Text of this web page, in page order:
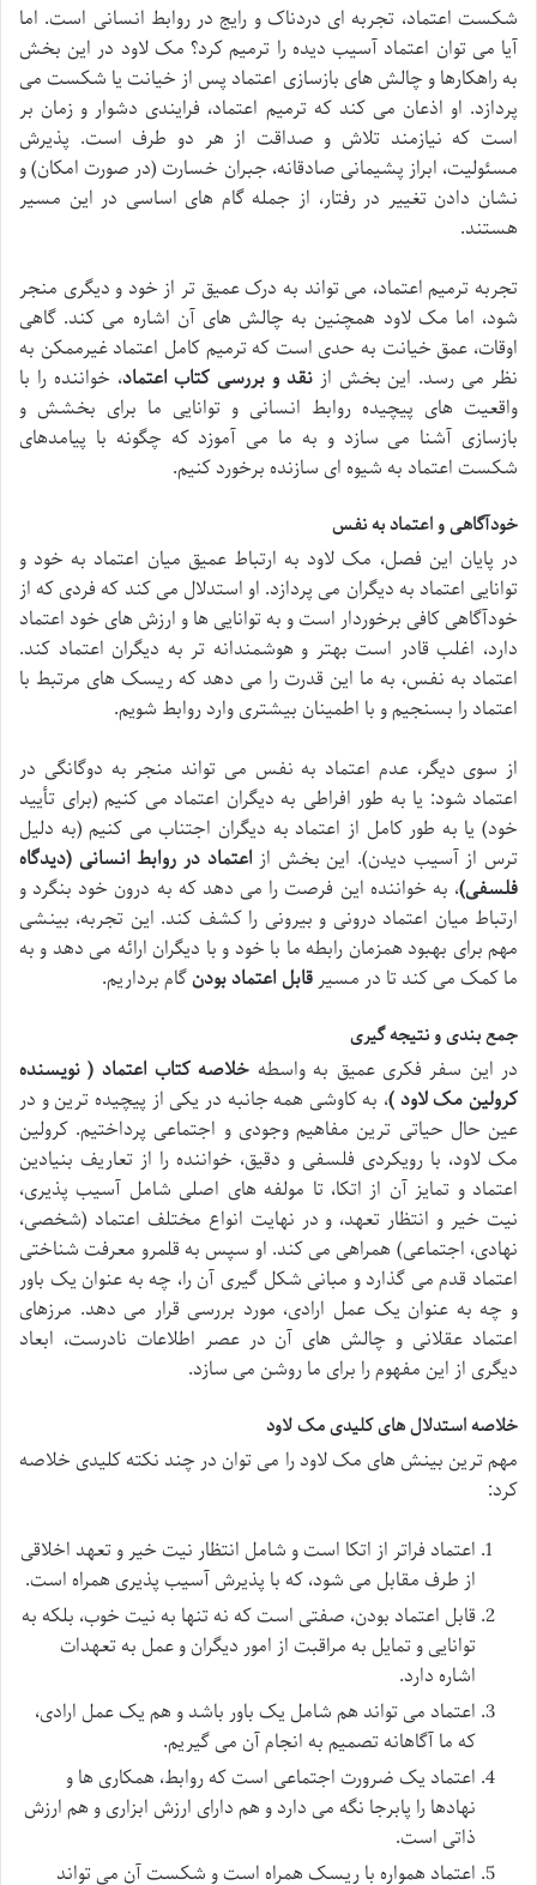
شکست اعتماد، تجربه ای دردناک و رایج در روابط انسانی است. اما
آیا می توان اعتماد آسیب دیده را ترمیم کرد؟ مک لاود در این بخش
به راهکارها و چالش های بازسازی اعتماد پس از خیانت یا شکست می
پردازد. او اذعان می کند که ترمیم اعتماد، فرایندی دشوار و زمان بر
است که نیازمند تلاش و صداقت از هر دو طرف است. پذیرش
مسئولیت، ابراز پشیمانی صادقانه، جبران خسارت (در صورت امکان) و
نشان دادن تغییر در رفتار، از جمله گام های اساسی در این مسیر
هستند.
تجربه ترمیم اعتماد، می تواند به درک عمیق تر از خود و دیگری منجر
شود، اما مک لاود همچنین به چالش های آن اشاره می کند. گاهی
اوقات، عمق خیانت به حدی است که ترمیم کامل اعتماد غیرممکن به
نظر می رسد. این بخش ازنقد و بررسی کتاب اعتماد، خواننده را با
واقعیت های پیچیده روابط انسانی و توانایی ما برای بخشش و
بازسازی آشنا می سازد و به ما می آموزد که چگونه با پیامدهای
شکست اعتماد به شیوه ای سازنده برخورد کنیم.
خودآگاهی و اعتماد به نفس
در پایان این فصل، مک لاود به ارتباط عمیق میان اعتماد به خود و
توانایی اعتماد به دیگران می پردازد. او استدلال می کند که فردی که از
خودآگاهی کافی برخوردار است و به توانایی ها و ارزش های خود اعتماد
دارد، اغلب قادر است بهتر و هوشمندانه تر به دیگران اعتماد کند.
اعتماد به نفس، به ما این قدرت را می دهد که ریسک های مرتبط با
اعتماد را بسنجیم و با اطمینان بیشتری وارد روابط شویم.
از سوی دیگر، عدم اعتماد به نفس می تواند منجر به دوگانگی در
اعتماد شود: یا به طور افراطی به دیگران اعتماد می کنیم (برای تأیید
خود) یا به طور کامل از اعتماد به دیگران اجتناب می کنیم (به دلیل
ترس از آسیب دیدن). این بخش از اعتماد در روابط انسانی (دیدگاه
فلسفی)، به خواننده این فرصت را می دهد که به درون خود بنگرد و
ارتباط میان اعتماد درونی و بیرونی را کشف کند. این تجربه، بینشی
مهم برای بهبود همزمان رابطه ما با خود و با دیگران ارائه می دهد و به
ما کمک می کند تا در مسیرقابل اعتماد بودنگام برداریم.
جمع بندی و نتیجه گیری
در این سفر فکری عمیق به واسطه خلاصه کتاب اعتماد ( نویسنده
کرولین مک لاود )، به کاوشی همه جانبه در یکی از پیچیده ترین و در
عین حال حیاتی ترین مفاهیم وجودی و اجتماعی پرداختیم. کرولین
مک لاود، با رویکردی فلسفی و دقیق، خواننده را از تعاریف بنیادین
اعتماد و تمایز آن از اتکا، تا مولفه های اصلی شامل آسیب پذیری،
نیت خیر و انتظار تعهد، و در نهایت انواع مختلف اعتماد (شخصی،
نهادی، اجتماعی) همراهی می کند. او سپس به قلمرو معرفت شناختی
اعتماد قدم می گذارد و مبانی شکل گیری آن را، چه به عنوان یک باور
و چه به عنوان یک عمل ارادی، مورد بررسی قرار می دهد. مرزهای
اعتماد عقلانی و چالش های آن در عصر اطلاعات نادرست، ابعاد
دیگری از این مفهوم را برای ما روشن می سازد.
خلاصه استدلال های کلیدی مک لاود
مهم ترین بینش های مک لاود را می توان در چند نکته کلیدی خلاصه
کرد:
اعتماد فراتر از اتکا است و شامل انتظار نیت خیر و تعهد اخلاقی
از طرف مقابل می شود، که با پذیرش آسیب پذیری همراه است.
قابل اعتماد بودن، صفتی است که نه تنها به نیت خوب، بلکه به
توانایی و تمایل به مراقبت از امور دیگران و عمل به تعهدات
اشاره دارد.
اعتماد می تواند هم شامل یک باور باشد و هم یک عمل ارادی،
که ما آگاهانه تصمیم به انجام آن می گیریم.
اعتماد یک ضرورت اجتماعی است که روابط، همکاری ها و
نهادها را پابرجا نگه می دارد و هم دارای ارزش ابزاری و هم ارزش
ذاتی است.
اعتماد همواره با ریسک همراه است و شکست آن می تواند